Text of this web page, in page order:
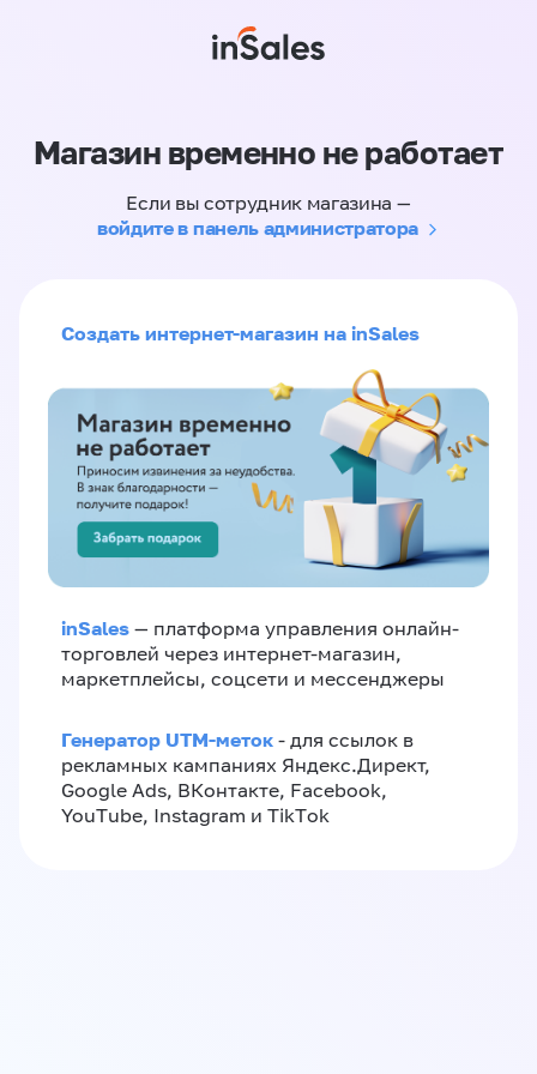
Магазин временно не работает
Если вы сотрудник магазина —
войдите в панель администратора
Создать интернет-магазин на inSales
inSales — платформа управления онлайн-
торговлей через интернет-магазин,
маркетплейсы, соцсети и мессенджеры
Генератор UTM-меток - для ссылок в
рекламных кампаниях Яндекс.Директ,
Google Ads, ВКонтакте, Facebook,
YouTube, Instagram и TikTok